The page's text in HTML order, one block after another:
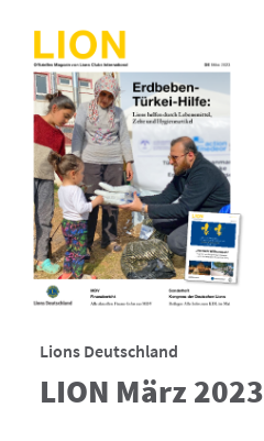
Lions Deutschland
LION März 2023